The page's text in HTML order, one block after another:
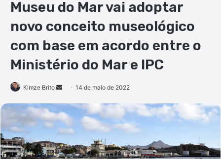
Museu do Mar vai adoptar
novo conceito museológico
com base em acordo entre o
Ministério do Mar e IPC
Kimze Brito
Mande
e-
mail
14 de maio de 2022